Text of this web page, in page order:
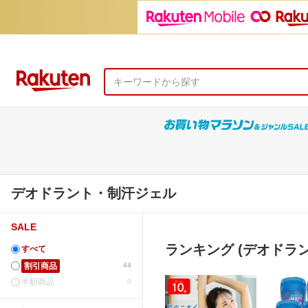
デオドラント・制汗ジェル
SALE
すべて
44
割引商品
0
半額商品
ランキング (デオドラ